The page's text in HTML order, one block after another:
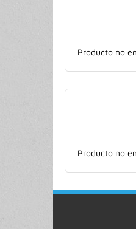
Producto no
Producto no